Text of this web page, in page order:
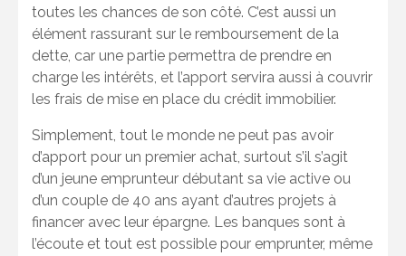
toutes les chances de son côté. C’est aussi un
élément rassurant sur le remboursement de la
dette, car une partie permettra de prendre en
charge les intérêts, et l’apport servira aussi à couvrir
les frais de mise en place du crédit immobilier.
Simplement, tout le monde ne peut pas avoir
d’apport pour un premier achat, surtout s’il s’agit
d’un jeune emprunteur débutant sa vie active ou
d’un couple de 40 ans ayant d’autres projets à
financer avec leur épargne. Les banques sont à
l’écoute et tout est possible pour emprunter, même